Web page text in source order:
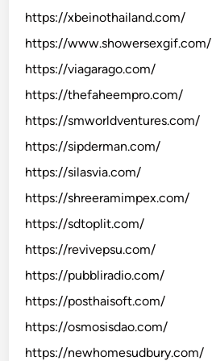
https://xbeinothailand.com/
https://www.showersexgif.com/
https://viagarago.com/
https://thefaheempro.com/
https://smworldventures.com/
https://sipderman.com/
https://silasvia.com/
https://shreeramimpex.com/
https://sdtoplit.com/
https://revivepsu.com/
https://pubbliradio.com/
https://posthaisoft.com/
https://osmosisdao.com/
https://newhomesudbury.com/